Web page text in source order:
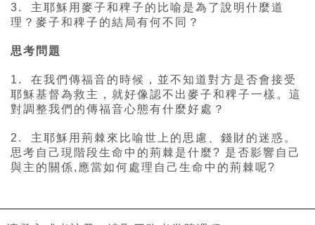
3. 主耶穌用麥子和稗子的比喻是為了說明什麼道
理？麥子和稗子的結局有何不同？
思考問題
1. 在我們傳福音的時候，並不知道對方是否會接受
耶穌基督為救主，就好像認不出麥子和稗子一樣。這
對調整我們的傳福音心態有什麼好處？
2. 主耶穌用荊棘來比喻世上的思慮、錢財的迷惑。
思考自己現階段生命中的荊棘是什麼? 是否影響自己
與主的關係,應當如何處理自己生命中的荊棘呢?